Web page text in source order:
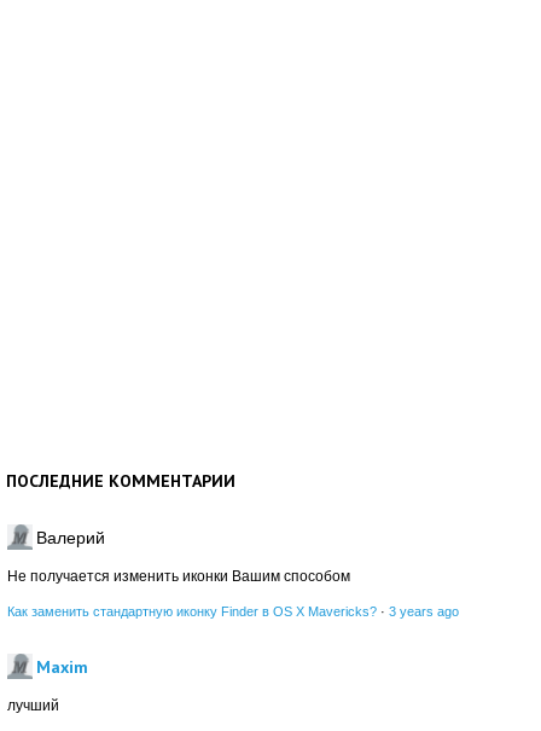
ПОСЛЕДНИЕ КОММЕНТАРИИ
Валерий
Не получается изменить иконки Вашим способом
Как заменить стандартную иконку Finder в OS X Mavericks? · 3 years ago
Maxim
лучший